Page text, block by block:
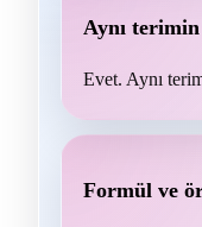
Aynı
Evet. Aynı
Formül ve